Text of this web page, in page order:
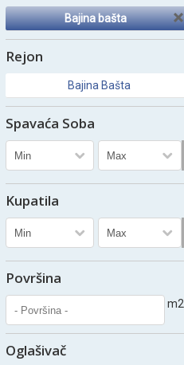
Bajina bašta
Rejon
Bajina Bašta
Spavaća Soba
Kupatila
Površina
m2
Oglašivač